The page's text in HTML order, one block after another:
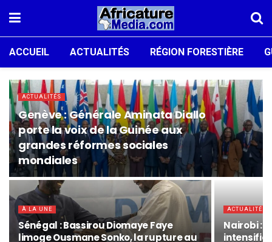
ACCUEIL ACTUALITÉS RÉGION FORESTIÈRE
ACTUALITÉS
Genève : Générale Aminata Diallo
porte la voix de la Guinée aux
grandes réformes sociales
mondiales
À LA UNE
Sénégal : Bassirou Diomaye Faye
limoge Ousmane Sonko, la rupture au
ACTUALITÉS
Nairobi :
intensifie